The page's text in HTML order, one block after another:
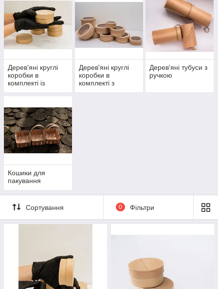
Дерев'яні круглі
коробки в
комплекті із
Дерев'яні круглі
коробки в
комплекті з
Дерев'яні тубуси з
ручкою
Кошики для
пакування
Сортування 0 Фільтри